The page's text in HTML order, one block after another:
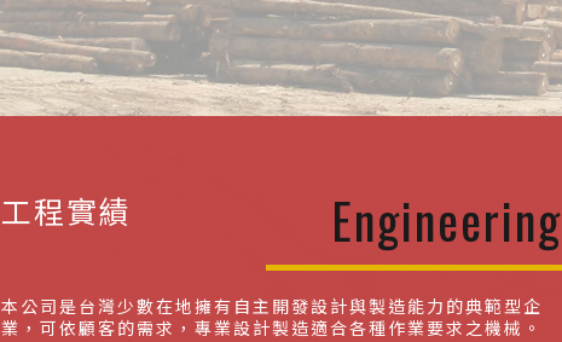
工程實績 Engineering
本公司是台灣少數在地擁有自主開發設計與製造能力的典範型企
業，可依顧客的需求，專業設計製造適合各種作業要求之機械。